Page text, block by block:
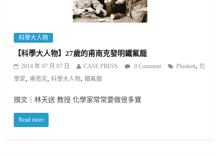
科學大人物
【科學大人物】27歲的甫南克發明鐵氟龍
2014 年 07 月 07 日 CASE PRESS 0 Comment Plunkett,化
學家,甫南克,科學大人物,鐵氟龍
撰文｜林天送 教授 化學家常常要做很多實
Read more